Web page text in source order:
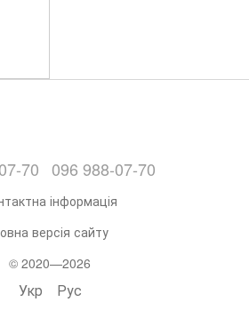
70 096 988-07-70
інформація
версія сайту
© 2020—2026
Укр Рус